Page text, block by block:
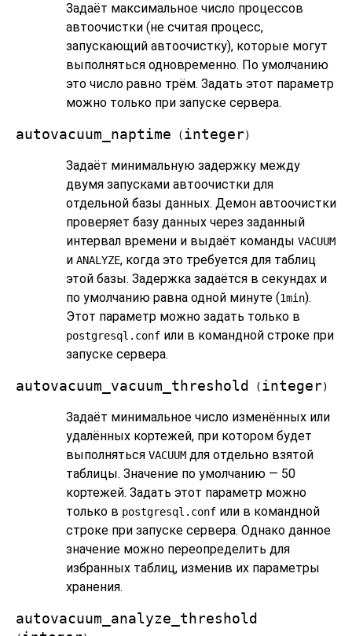
Задаёт максимальное число процессов
автоочистки (не считая процесс,
запускающий автоочистку), которые могут
выполняться одновременно. По умолчанию
это число равно трём. Задать этот параметр
можно только при запуске сервера.
autovacuum_naptime ( integer)
Задаёт минимальную задержку между
двумя запусками автоочистки для
отдельной базы данных. Демон автоочистки
проверяет базу данных через заданный
интервал времени и выдаёт команды VACUUM
и ANALYZE, когда это требуется для таблиц
этой базы. Задержка задаётся в секундах и
по умолчанию равна одной минуте (1min).
Этот параметр можно задать только в
postgresql.conf или в командной строке при
запуске сервера.
autovacuum_vacuum_threshold ( integer)
Задаёт минимальное число изменённых или
удалённых кортежей, при котором будет
выполняться VACUUM для отдельно взятой
таблицы. Значение по умолчанию — 50
кортежей. Задать этот параметр можно
только в postgresql.conf или в командной
строке при запуске сервера. Однако данное
значение можно переопределить для
избранных таблиц, изменив их параметры
хранения.
autovacuum_analyze_threshold